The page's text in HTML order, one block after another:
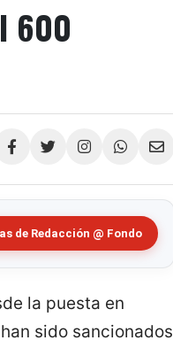
600
Compartir
de Redacción @ Fondo
la puesta en
sido sancionados